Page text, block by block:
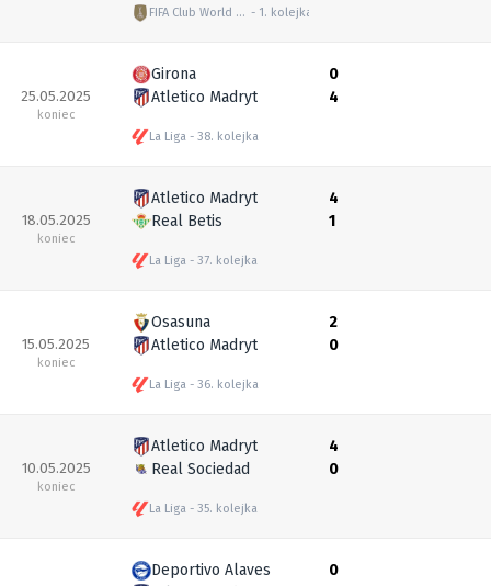
FIFA Club World Cup 1. kolejka
25.05.2025
koniec
Girona
Atletico Madryt
La Liga 38. kolejka
0
4
18.05.2025
koniec
Atletico Madryt
Real Betis
La Liga 37. kolejka
4
1
15.05.2025
koniec
Osasuna
Atletico Madryt
La Liga 36. kolejka
2
0
10.05.2025
koniec
Atletico Madryt
Real Sociedad
La Liga 35. kolejka
4
0
Deportivo Alaves
0